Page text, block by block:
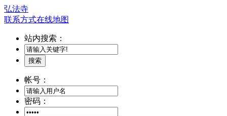
弘法寺
联系方式在线地图
站内搜索：
搜索
帐号：
密码：